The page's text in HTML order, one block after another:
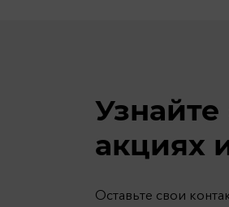
акциях
Оставьте свои